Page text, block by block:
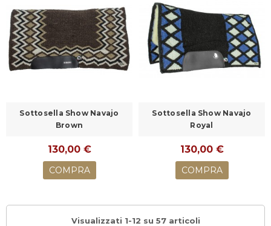
Sottosella Show Navajo
Brown
130,00 €
COMPRA
Sottosella Show Navajo
Royal
130,00 €
COMPRA
Visualizzati 1-12 su 57 articoli